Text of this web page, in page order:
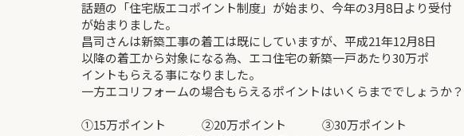
話題の「住宅版エコポイント制度」が始まり、今年の3月8日より受付
が始まりました。
昌司さんは新築工事の着工は既にしていますが、平成21年12月8日
以降の着工から対象になる為、エコ住宅の新築一戸あたり30万ポ
イントもらえる事になりました。
一方エコリフォームの場合もらえるポイントはいくらまででしょうか？
①15万ポイント ②20万ポイント ③30万ポイント